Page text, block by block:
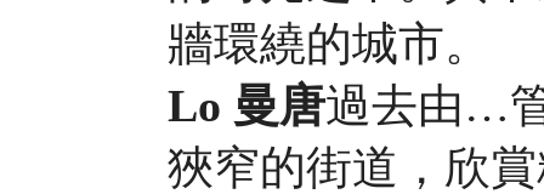
牆環繞的城市。
Lo 曼唐過去由…
狹窄的街道，欣